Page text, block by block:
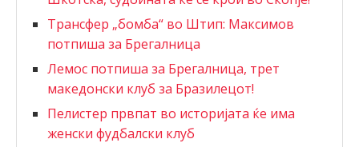
Трансфер „бомба“ во Штип: Максимов
потпиша за Брегалница
Лемос потпиша за Брегалница, трет
македонски клуб за Бразилецот!
Пелистер првпат во историјата ќе има
женски фудбалски клуб